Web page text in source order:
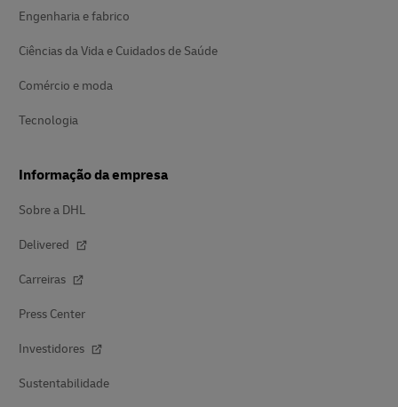
Engenharia e fabrico
Ciências da Vida e Cuidados de Saúde
Comércio e moda
Tecnologia
Informação da empresa
Sobre a DHL
Delivered
Carreiras
Press Center
Investidores
Sustentabilidade